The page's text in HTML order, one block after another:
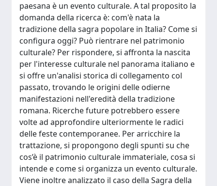
paesana è un evento culturale. A tal proposito la
domanda della ricerca è: com'è nata la
tradizione della sagra popolare in Italia? Come si
configura oggi? Può rientrare nel patrimonio
culturale? Per rispondere, si affronta la nascita
per l'interesse culturale nel panorama italiano e
si offre un'analisi storica di collegamento col
passato, trovando le origini delle odierne
manifestazioni nell'eredità della tradizione
romana. Ricerche future potrebbero essere
volte ad approfondire ulteriormente le radici
delle feste contemporanee. Per arricchire la
trattazione, si propongono degli spunti su che
cos’è il patrimonio culturale immateriale, cosa si
intende e come si organizza un evento culturale.
Viene inoltre analizzato il caso della Sagra della